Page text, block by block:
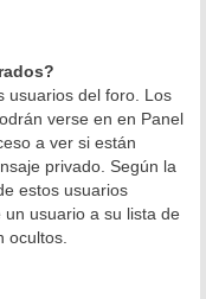
usuarios del foro. Los
verse en en Panel
a ver si están
privado. Según la
estos usuarios
usuario a su lista de
ocultos.